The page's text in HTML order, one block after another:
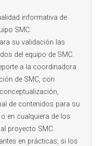
informativa de
SMC.
su validación las
del equipo de SMC.
a la coordinadora
de SMC, con
de contenidos para su
en cualquiera de los
proyecto SMC.
en prácticas, si los